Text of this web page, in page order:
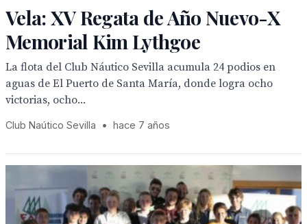
Vela: XV Regata de Año Nuevo-X
Memorial Kim Lythgoe
La flota del Club Náutico Sevilla acumula 24 podios en
aguas de El Puerto de Santa María, donde logra ocho
victorias, ocho...
Club Naútico Sevilla • hace 7 años